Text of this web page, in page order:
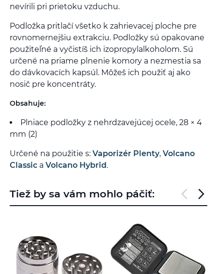
nevírili pri prietoku vzduchu.
Podložka pritlačí všetko k zahrievacej ploche pre
rovnomernejšiu extrakciu. Podložky sú opakovane
použiteľné a vyčistíš ich izopropylalkoholom. Sú
určené na priame plnenie komory a nezmestia sa
do dávkovacích kapsúl. Môžeš ich použiť aj ako
nosič pre koncentráty.
Obsahuje:
Plniace podložky z nehrdzavejúcej ocele, 28 × 4
mm (2)
Určené na použitie s: Vaporizér Plenty, Volcano
Classic a Volcano Hybrid.
Tiež by sa vám mohlo páčiť: